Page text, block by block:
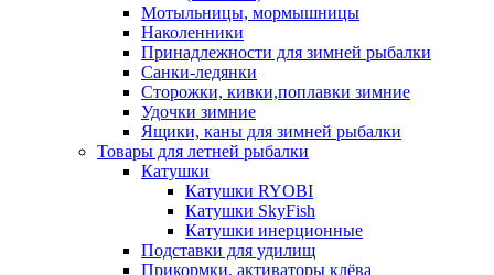
Мотыльницы, мормышницы
Наколенники
Принадлежности для зимней рыбалки
Санки-ледянки
Сторожки, кивки,поплавки зимние
Удочки зимние
Ящики, каны для зимней рыбалки
Товары для летней рыбалки
Катушки
Катушки RYOBI
Катушки SkyFish
Катушки инерционные
Подставки для удилищ
Прикормки, активаторы клёва